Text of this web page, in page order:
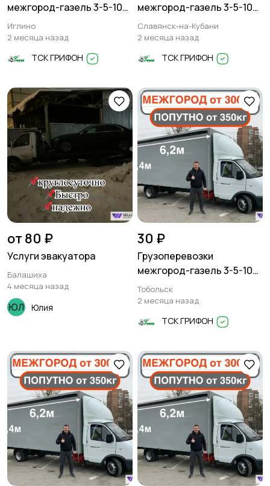
межгород-газель 3-5-10
тонн
Иглино
2 месяца назад
ТСК ГРИФОН
межгород-газель 3-5-10
тонн
Славянск-на-Кубани
2 месяца назад
ТСК ГРИФОН
от 80 ₽
Услуги эвакуатора
Балашиха
4 месяца назад
Юлия
30 ₽
Грузоперевозки
межгород-газель 3-5-10
тонн
Тобольск
2 месяца назад
ТСК ГРИФОН